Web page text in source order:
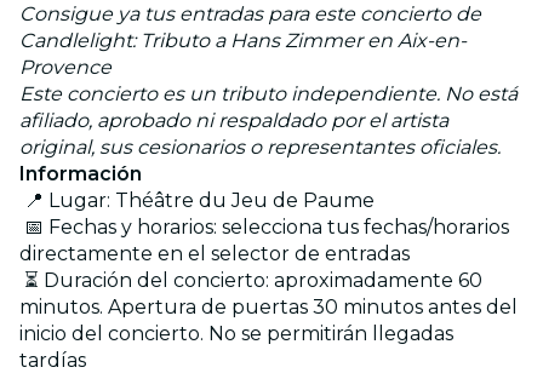
Consigue ya tus entradas para este concierto de
Candlelight: Tributo a Hans Zimmer en Aix-en-
Provence
Este concierto es un tributo independiente. No está
afiliado, aprobado ni respaldado por el artista
original, sus cesionarios o representantes oficiales.
Información
📍 Lugar: Théâtre du Jeu de Paume
📅 Fechas y horarios: selecciona tus fechas/horarios
directamente en el selector de entradas
⏳ Duración del concierto: aproximadamente 60
minutos. Apertura de puertas 30 minutos antes del
inicio del concierto. No se permitirán llegadas
tardías